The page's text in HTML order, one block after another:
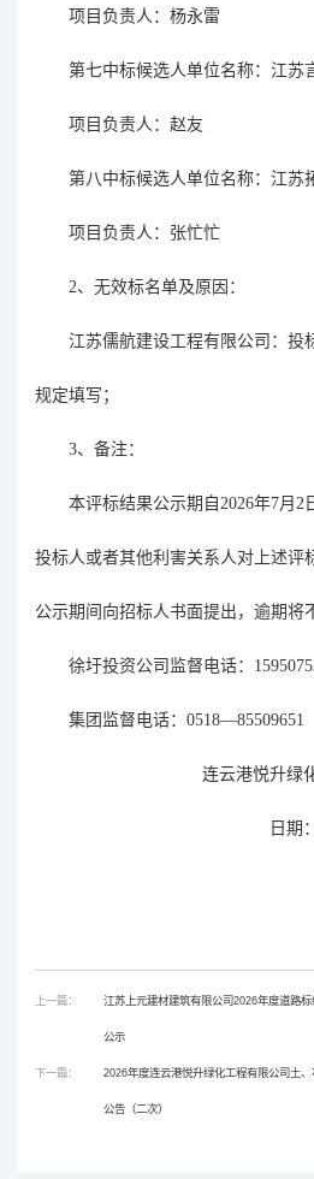
项目负责人：杨永雷
第七中标候选人单位名称：江苏
项目负责人：赵友
第八中标候选人单位名称：江苏
项目负责人：张忙忙
2、无效标名单及原因：
江苏儒航建设工程有限公司 ： 投
规定填写；
3、 备注：
本评标结果公示期自 2026年7月2
投标人或者其他利害关系人对上述评
公示期间向招标人书面提出，逾期将
徐圩投资公司监督电话：
集团监督电话： 0518—85509651
连云港悦升绿
日期：
上一篇： 江苏上元建材建筑有限公司2026年度道路
公示
下一篇： 2026年度连云港悦升绿化工程有限公司土
公告（二次）